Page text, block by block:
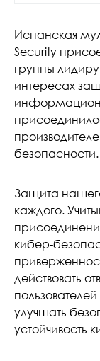
Испанская
Security
группы
интересах
безопасности.
Защита
каждого.
кибер-
действовать
улучшать
устойчивость